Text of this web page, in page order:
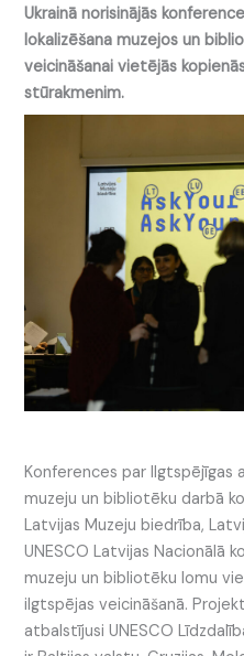
Ukrainā norisinājās
lokalizēšana muzejos un
veicināšanai vietējās
stūrakmenim.
Konferences par
muzeju un bibliotēku darbā
Latvijas Muzeju biedrība,
UNESCO Latvijas Nacionālā
muzeju un bibliotēku lomu
ilgtspējas veicināšanā.
atbalstījusi UNESCO